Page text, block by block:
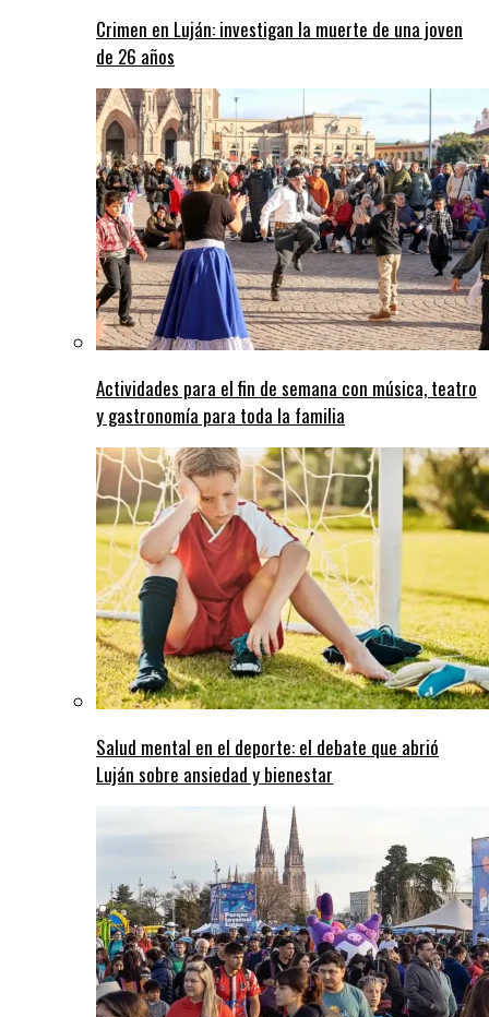
Crimen en Luján: investigan la muerte de una joven
de 26 años
Actividades para el fin de semana con música, teatro
y gastronomía para toda la familia
Salud mental en el deporte: el debate que abrió
Luján sobre ansiedad y bienestar